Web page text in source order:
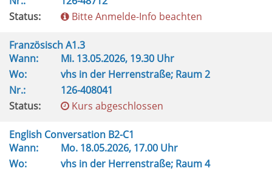
Status:
Bitte Anmelde-Info beachten
Französisch A1.3
Wann:
Mi. 13.05.2026, 19.30 Uhr
Wo:
vhs in der Herrenstraße; Raum 2
Nr.:
126-408041
Status:
Kurs abgeschlossen
English Conversation B2-C1
Wann:
Mo. 18.05.2026, 17.00 Uhr
Wo:
vhs in der Herrenstraße; Raum 4